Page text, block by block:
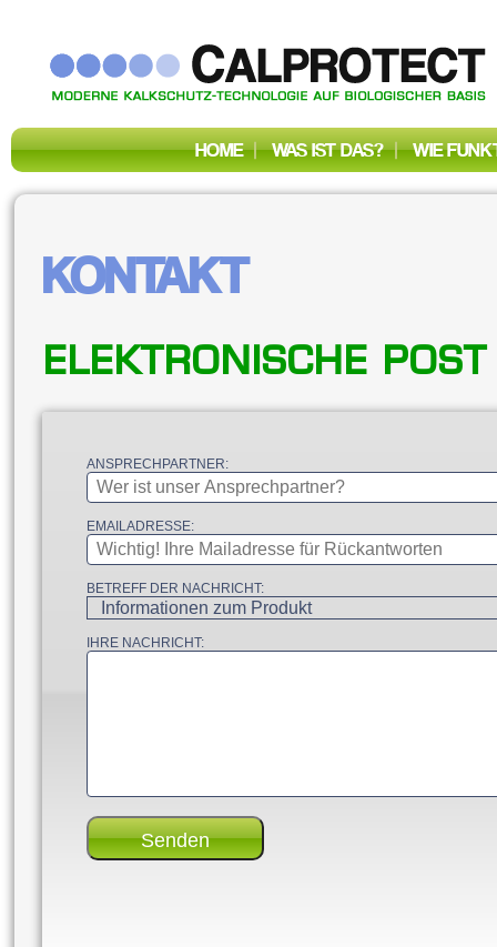
HOME|WAS IST DAS?|WIE
KONTAKT
Elektronische
ANSPRECHPARTNER:
EMAILADRESSE:
BETREFF DER NACHRICHT:
IHRE NACHRICHT: